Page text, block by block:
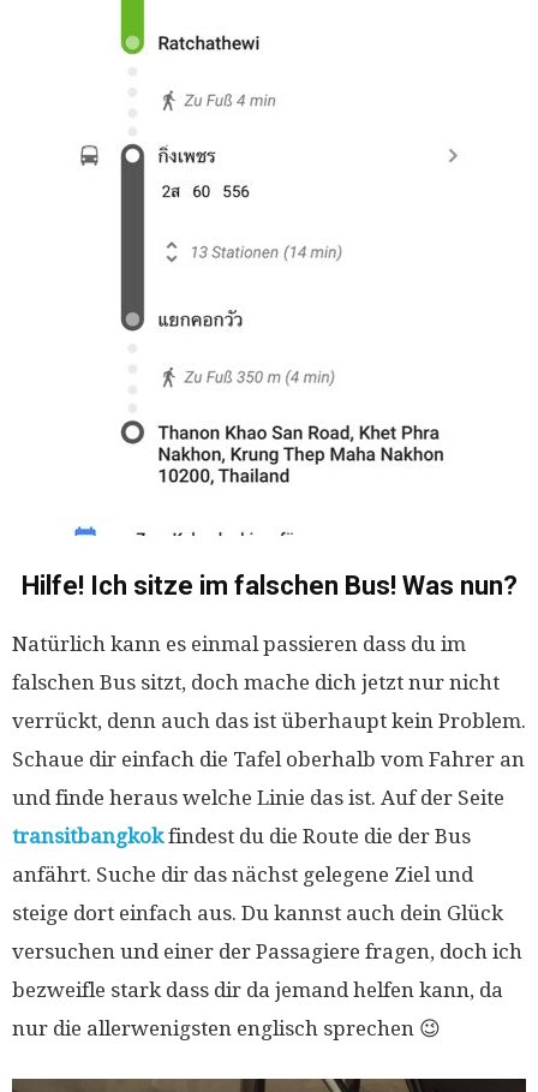
Hilfe! Ich sitze im falschen Bus! Was nun?
Natürlich kann es einmal passieren dass du im
falschen Bus sitzt, doch mache dich jetzt nur nicht
verrückt, denn auch das ist überhaupt kein Problem.
Schaue dir einfach die Tafel oberhalb vom Fahrer an
und finde heraus welche Linie das ist. Auf der Seite
transitbangkokfindest du die Route die der Bus
anfährt. Suche dir das nächst gelegene Ziel und
steige dort einfach aus. Du kannst auch dein Glück
versuchen und einer der Passagiere fragen, doch ich
bezweifle stark dass dir da jemand helfen kann, da
nur die allerwenigsten englisch sprechen 😉